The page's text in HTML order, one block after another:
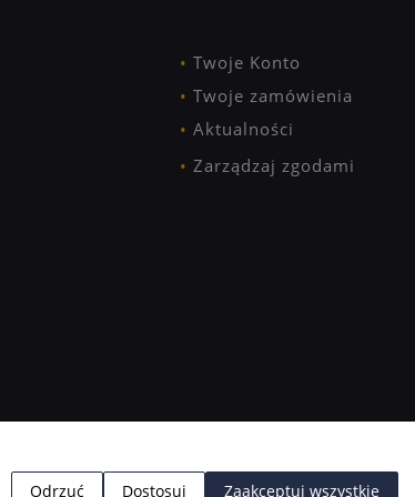
Twoje Konto
Twoje zamówienia
Aktualności
Zarządzaj zgodami
Odrzuć Dostosuj Zaakceptuj wszystkie